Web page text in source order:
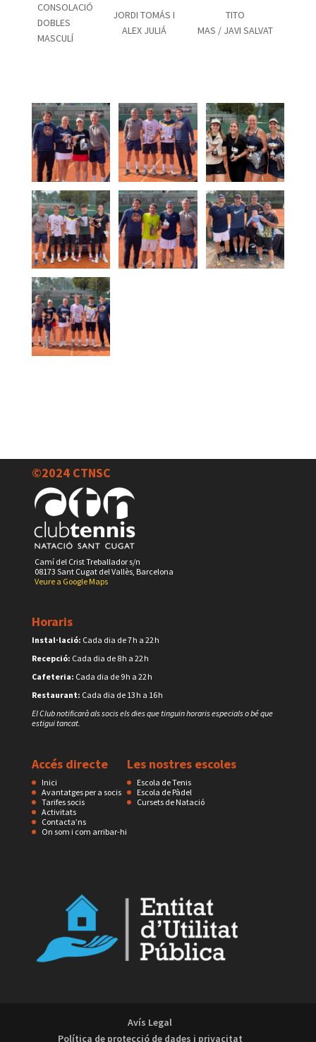
CONSOLACIÓ
DOBLES
MASCULÍ
JORDI TOMÁS I
ALEX JULIÁ
TITO
MAS / JAVI SALVAT
©2024 CTNSC
Camí del Crist Treballador s/n
08173 Sant Cugat del Vallès, Barcelona
Veure a Google Maps
Horaris
Instal·lació: Cada dia de 7 h a 22 h
Recepció: Cada dia de 8 h a 22 h
Cafeteria: Cada dia de 9 h a 22 h
Restaurant: Cada dia de 13 h a 16 h
El Club notificarà als socis els dies que tinguin horaris especials o bé que
estigui tancat.
Accés directe
Inici
Avantatges per a socis
Tarifes socis
Activitats
Contacta’ns
On som i com arribar-hi
Les nostres escoles
Escola de Tenis
Escola de Pàdel
Cursets de Natació
Avís Legal
Política de protecció de dades i privacitat